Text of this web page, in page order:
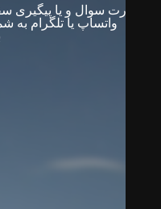
در صورت سوال و یا پیگیری
واتساپ یا تلگرام به شماره 09331260768